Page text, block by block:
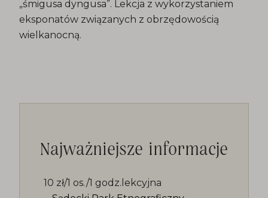
„śmigusa dyngusa”. Lekcja z wykorzystaniem
eksponatów związanych z obrzędowością
wielkanocną.
Najważniejsze informacje
10 zł/1 os./1 godz.lekcyjna